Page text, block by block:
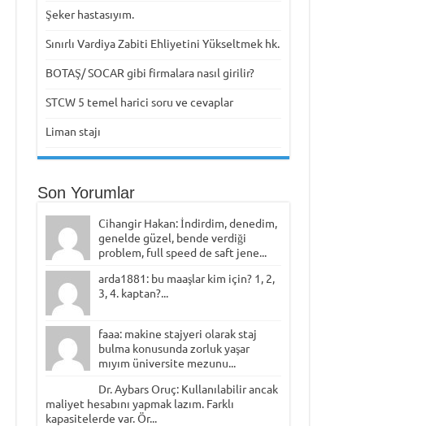
Şeker hastasıyım.
Sınırlı Vardiya Zabiti Ehliyetini Yükseltmek hk.
BOTAŞ/ SOCAR gibi firmalara nasıl girilir?
STCW 5 temel harici soru ve cevaplar
Liman stajı
Son Yorumlar
Cihangir Hakan: İndirdim, denedim,
genelde güzel, bende verdiği
problem, full speed de saft jene...
arda1881: bu maaşlar kim için? 1, 2,
3, 4. kaptan?...
faaa: makine stajyeri olarak staj
bulma konusunda zorluk yaşar
mıyım üniversite mezunu...
Dr. Aybars Oruç: Kullanılabilir ancak
maliyet hesabını yapmak lazım. Farklı
kapasitelerde var. Ör...